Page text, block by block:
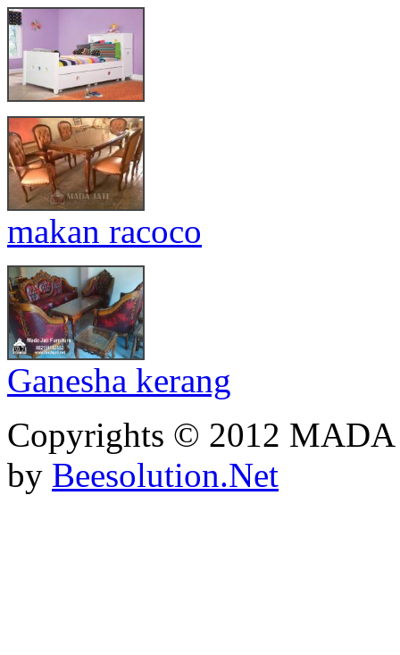
makan racoco
Ganesha kerang
Copyrights © 2012
by Beesolution.Net